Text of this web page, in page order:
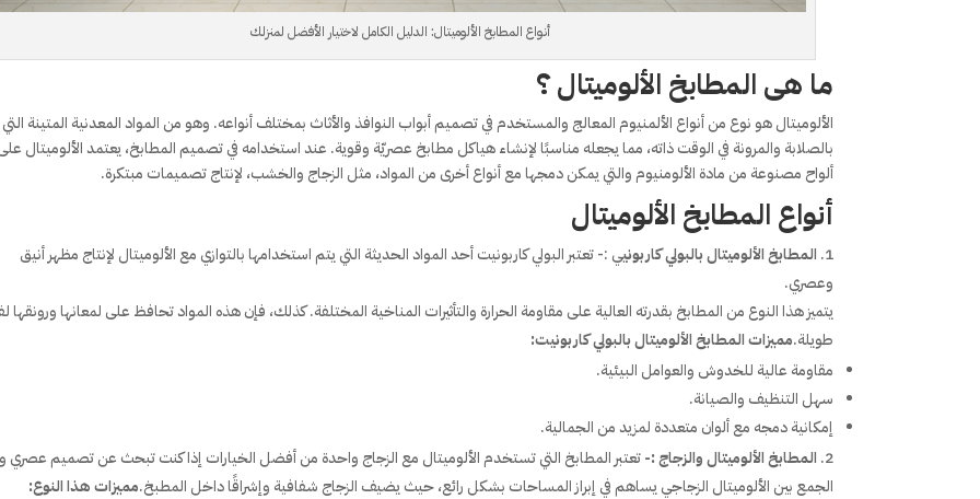
أنواع المطابخ الألوميتال: الدليل الكامل لاختيار الأفضل لمنزلك
ما هى المطابخ الألوميتال ؟
الألوميتال هو نوع من أنواع الألمنيوم المعالج والمستخدم في تصميم أبواب النوافذ والأثاث بمختلف أنواعه. وهو من المواد المعدنية المتينة التي
بالصلابة والمرونة في الوقت ذاته، مما يجعله مناسبًا لإنشاء هياكل مطابخ عصريّة وقوية. عند استخدامه في تصميم المطابخ، يعتمد الألوميتال
ألواح مصنوعة من مادة الألومنيوم والتي يمكن دمجها مع أنواع أخرى من المواد، مثل الزجاج والخشب، لإنتاج تصميمات مبتكرة.
أنواع المطابخ الألوميتال
المطابخ الألوميتال بالبولي كاربونيي :- تعتبر البولي كاربونيت أحد المواد الحديثة التي يتم استخدامها بالتوازي مع الألوميتال لإنتاج مظهر أنيق
وعصري.
يتميز هذا النوع من المطابخ بقدرته العالية على مقاومة الحرارة والتأثيرات المناخية المختلفة. كذلك، فإن هذه المواد تحافظ على لمعانها ورونقها
طويلة.مميزات المطابخ الألوميتال بالبولي كاربونيت:
مقاومة عالية للخدوش والعوامل البيئية.
سهل التنظيف والصيانة.
إمكانية دمجه مع ألوان متعددة لمزيد من الجمالية.
المطابخ الألوميتال والزجاج :-تعتبر المطابخ التي تستخدم الألوميتال مع الزجاج واحدة من أفضل الخيارات إذا كنت تبحث عن تصميم عصري
الجمع بين الألوميتال الزجاجي يساهم في إبراز المساحات بشكل رائع، حيث يضيف الزجاج شفافية وإشراقًا داخل المطبخ.مميزات هذا النوع: